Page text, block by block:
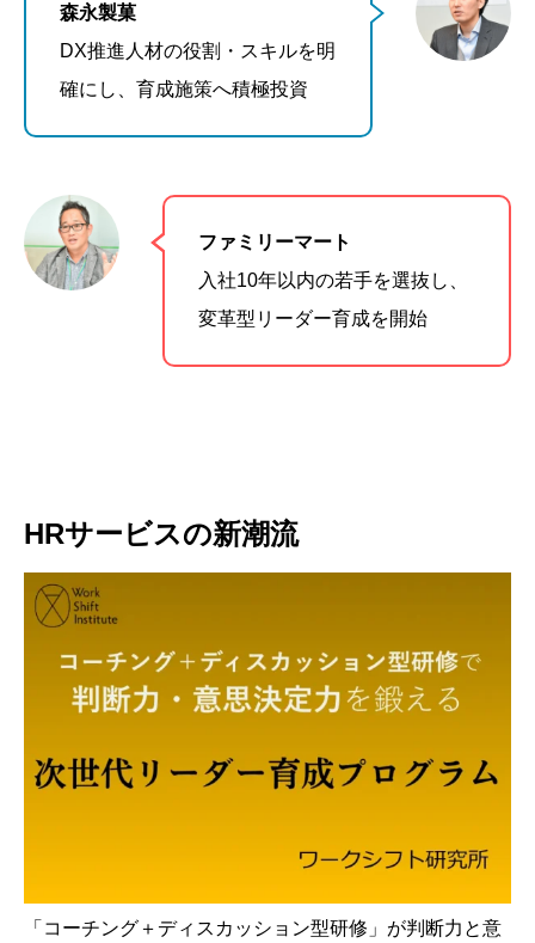
森永製菓
DX推進人材の役割・スキルを明
確にし、育成施策へ積極投資
ファミリーマート
入社10年以内の若手を選抜し、
変革型リーダー育成を開始
HRサービスの新潮流
「コーチング＋ディスカッション型研修」が判断力と意